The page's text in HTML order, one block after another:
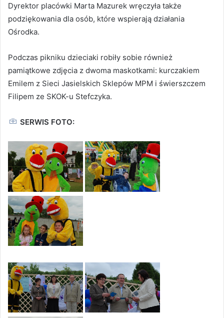
Dyrektor placówki Marta Mazurek wręczyła także
podziękowania dla osób, które wspierają działania
Ośrodka.
Podczas pikniku dzieciaki robiły sobie również
pamiątkowe zdjęcia z dwoma maskotkami: kurczakiem
Emilem z Sieci Jasielskich Sklepów MPM i świerszczem
Filipem ze SKOK-u Stefczyka.
SERWIS FOTO: